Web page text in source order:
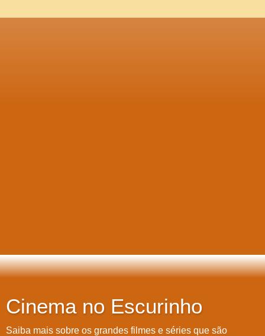
Cinema no Escurinho
Saiba mais sobre os grandes filmes e séries que são